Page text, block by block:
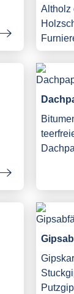
Altholz